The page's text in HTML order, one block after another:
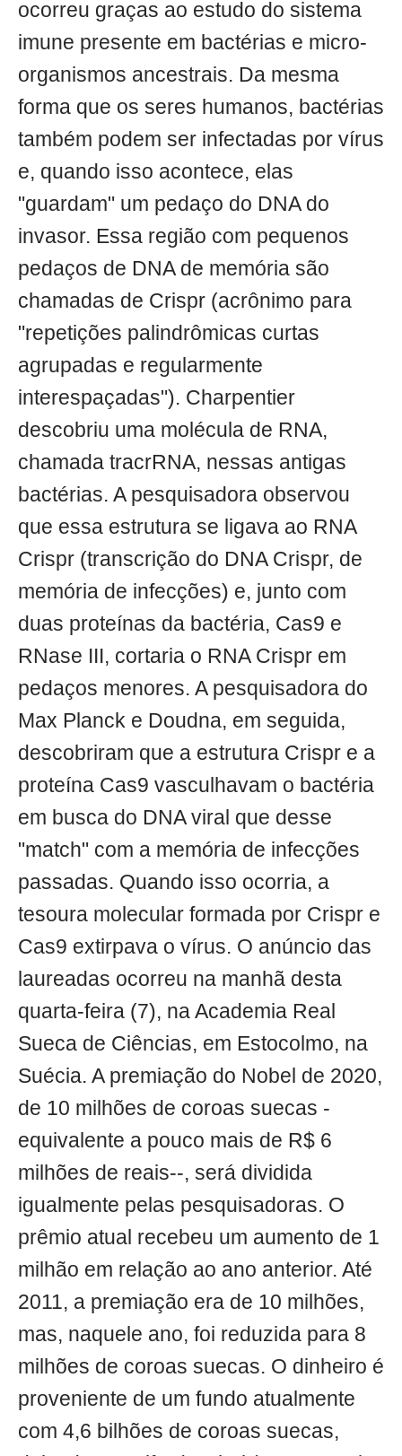
ocorreu graças ao estudo do sistema
imune presente em bactérias e micro-
organismos ancestrais. Da mesma
forma que os seres humanos, bactérias
também podem ser infectadas por vírus
e, quando isso acontece, elas
"guardam" um pedaço do DNA do
invasor. Essa região com pequenos
pedaços de DNA de memória são
chamadas de Crispr (acrônimo para
"repetições palindrômicas curtas
agrupadas e regularmente
interespaçadas"). Charpentier
descobriu uma molécula de RNA,
chamada tracrRNA, nessas antigas
bactérias. A pesquisadora observou
que essa estrutura se ligava ao RNA
Crispr (transcrição do DNA Crispr, de
memória de infecções) e, junto com
duas proteínas da bactéria, Cas9 e
RNase III, cortaria o RNA Crispr em
pedaços menores. A pesquisadora do
Max Planck e Doudna, em seguida,
descobriram que a estrutura Crispr e a
proteína Cas9 vasculhavam o bactéria
em busca do DNA viral que desse
"match" com a memória de infecções
passadas. Quando isso ocorria, a
tesoura molecular formada por Crispr e
Cas9 extirpava o vírus. O anúncio das
laureadas ocorreu na manhã desta
quarta-feira (7), na Academia Real
Sueca de Ciências, em Estocolmo, na
Suécia. A premiação do Nobel de 2020,
de 10 milhões de coroas suecas -
equivalente a pouco mais de R$ 6
milhões de reais--, será dividida
igualmente pelas pesquisadoras. O
prêmio atual recebeu um aumento de 1
milhão em relação ao ano anterior. Até
2011, a premiação era de 10 milhões,
mas, naquele ano, foi reduzida para 8
milhões de coroas suecas. O dinheiro é
proveniente de um fundo atualmente
com 4,6 bilhões de coroas suecas,